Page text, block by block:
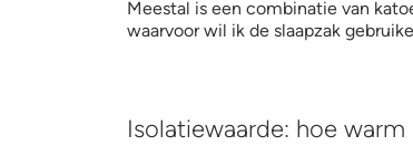
Meestal is een combinatie van
waarvoor wil ik de slaapzak
Isolatiewaarde: hoe